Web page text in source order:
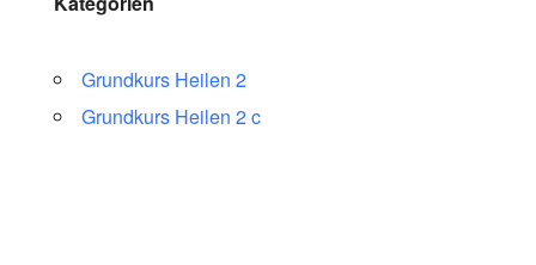
Grundkurs Heilen 2
Grundkurs Heilen 2 c